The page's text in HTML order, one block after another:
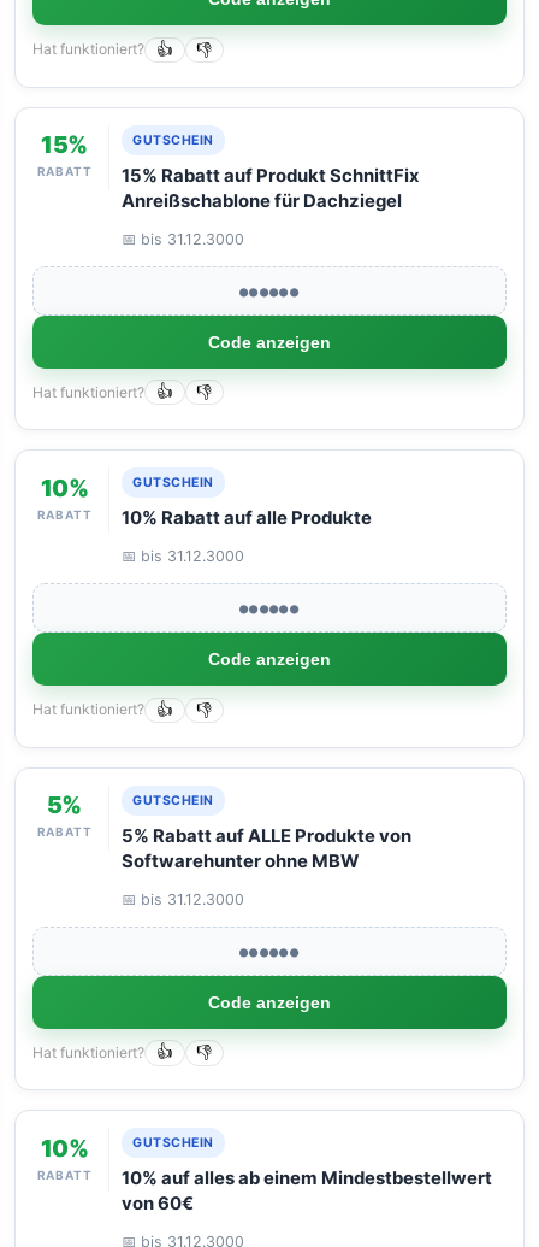
Hat funktioniert? 👍 👎
15%
RABATT
GUTSCHEIN
15% Rabatt auf Produkt SchnittFix
Anreißschablone für Dachziegel
📅 bis 31.12.3000
●●●●●●
Code anzeigen
Hat funktioniert? 👍 👎
10%
RABATT
GUTSCHEIN
10% Rabatt auf alle Produkte
📅 bis 31.12.3000
●●●●●●
Code anzeigen
Hat funktioniert? 👍 👎
5%
RABATT
GUTSCHEIN
5% Rabatt auf ALLE Produkte von
Softwarehunter ohne MBW
📅 bis 31.12.3000
●●●●●●
Code anzeigen
Hat funktioniert? 👍 👎
10%
RABATT
GUTSCHEIN
10% auf alles ab einem Mindestbestellwert
von 60€
📅 bis 31.12.3000